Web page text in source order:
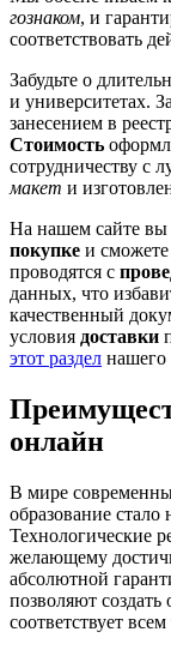
гознаком, и
соответствовать
Забудьте о
и университетах.
занесением в
Стоимость
сотрудничеству с
макет и
На нашем сайте
покупке и сможете
проводятся с
данных, что
качественный
условия доставки
этот раздел нашего
онлайн
В мире
образование стало
Технологические
желающему
абсолютной
позволяют
соответствует